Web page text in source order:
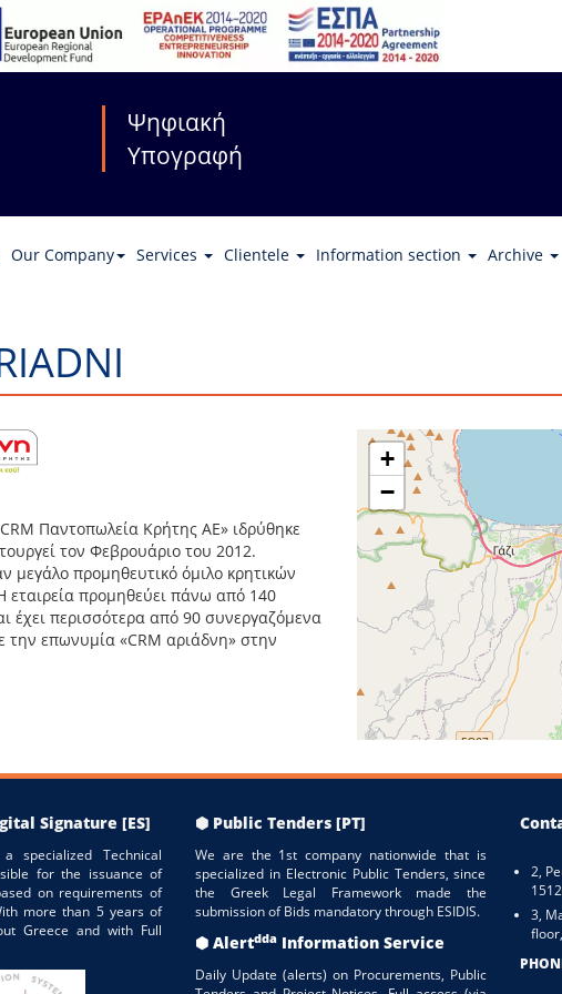
Ψηφιακή
Υπογραφή
Our Company Services Clientele Information section Archive
Παντοπωλεία Κρήτης ΑΕ» ιδρύθηκε
τον Φεβρουάριο του 2012.
μεγάλο προμηθευτικό όμιλο κρητικών
προμηθεύει πάνω από 140
έχει περισσότερα από 90 συνεργαζόμενα
την επωνυμία «CRM αριάδνη» στην
+
−
Signature [ES]
specialized Technical
for the issuance of
on requirements of
more than 5 years of
Greece and with Full
⬢ Public Tenders [PT]
We are the 1st company nationwide that is
specialized in Electronic Public Tenders, since
the Greek Legal Framework made the
submission of Bids mandatory through ESIDIS.
⬢ Alertdda Information Service
Daily Update (alerts) on Procurements, Public
2,
3,